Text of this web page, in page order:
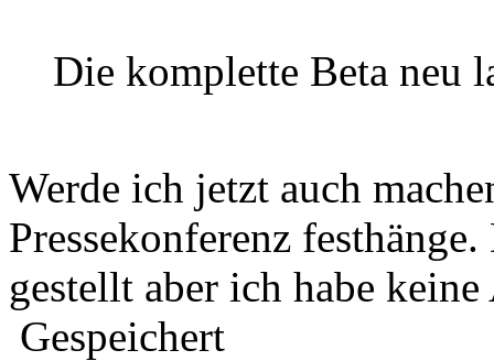
Die komplette Beta neu
Werde ich jetzt auch
Pressekonferenz
gestellt aber ich habe
Gespeichert